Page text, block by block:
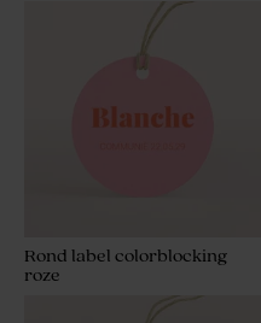
Rond label colorblocking
roze